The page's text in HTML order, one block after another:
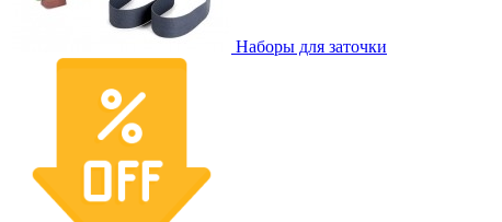
Наборы для заточки